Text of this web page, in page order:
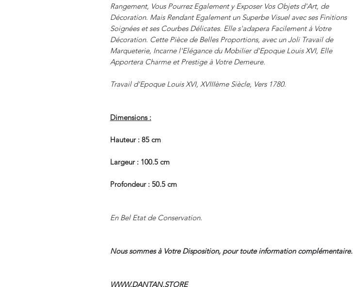
Rangement, Vous Pourrez Egalement y Exposer Vos Objets d'Art, de
Décoration. Mais Rendant Egalement un Superbe Visuel avec ses Finitions
Soignées et ses Courbes Délicates. Elle s'adapera Facilement à Votre
Décoration. Cette Pièce de Belles Proportions, avec un Joli Travail de
Marqueterie, Incarne l'Elégance du Mobilier d'Epoque Louis XVI, Elle
Apportera Charme et Prestige à Votre Demeure.
Travail d'Epoque Louis XVI, XVIIIème Siècle, Vers 1780.
Dimensions :
Hauteur : 85 cm
Largeur : 100.5 cm
Profondeur : 50.5 cm
En Bel Etat de Conservation.
Nous sommes à Votre Disposition, pour toute information complémentaire.
WWW.DANTAN.STORE